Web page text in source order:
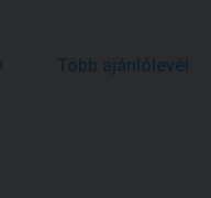
Több ajánlólevél